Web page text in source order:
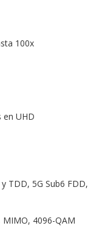
100x
en UHD
TDD, 5G Sub6
MIMO, 4096-QAM